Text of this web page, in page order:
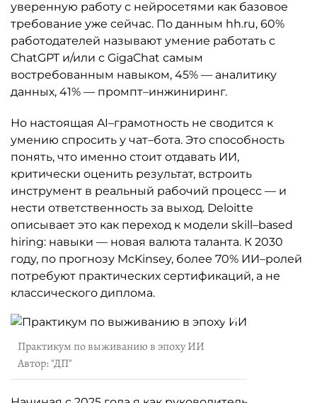
уверенную работу с нейросетями как базовое
требование уже сейчас. По данным hh.ru, 60%
работодателей называют умение работать с
ChatGPT и/или с GigaChat самым
востребованным навыком, 45% — аналитику
данных, 41% — промпт–инжиниринг.
Но настоящая AI–грамотность не сводится к
умению спросить у чат–бота. Это способность
понять, что именно стоит отдавать ИИ,
критически оценить результат, встроить
инструмент в реальный рабочий процесс — и
нести ответственность за выход. Deloitte
описывает это как переход к модели skill–based
hiring: навыки — новая валюта таланта. К 2030
году, по прогнозу McKinsey, более 70% ИИ–ролей
потребуют практических сертификаций, а не
классического диплома.
Практикум по выживанию в эпоху ИИ
Автор: "ДП"